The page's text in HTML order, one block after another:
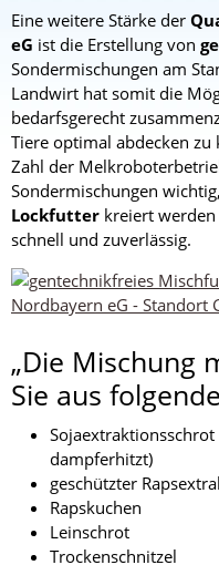
Eine weitere Stärke der
eG ist die Erstellung von
Sondermischungen am
Landwirt hat somit die
bedarfsgerecht
Tiere optimal abdecken zu
Zahl der
Sondermischungen
Lockfutter kreiert
schnell und zuverlässig.
„Die Mischung
Sie aus
Sojaextraktionsschrot
dampferhitzt)
geschützter
Rapskuchen
Leinschrot
Trockenschnitzel